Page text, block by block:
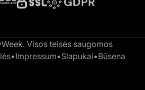
Visos teisės saugomos
•Impressum•Slapukai•Būsena